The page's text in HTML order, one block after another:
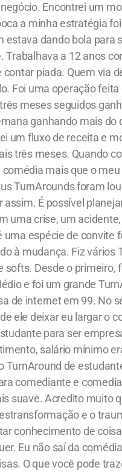
Encontrei um
a minha estratégia
estava dando bola para
Trabalhava a 12 anos
piada. Quem via
Foi uma operação
meses seguidos
ganhando mais do
um fluxo de receita e
três meses. Quando
mais que o
TurnArounds foram
assim. É possível
uma crise, um
uma espécie de convite
à mudança. Fiz vários
softs. Desde o primeiro,
e foi um grande
de internet em 99. No
ele deixar eu largar o
para ser
salário mínimo
TurnAround de
comediante e
suave. Acredito muito
e o
conhecimento de
Eu não saí da
O que você pode